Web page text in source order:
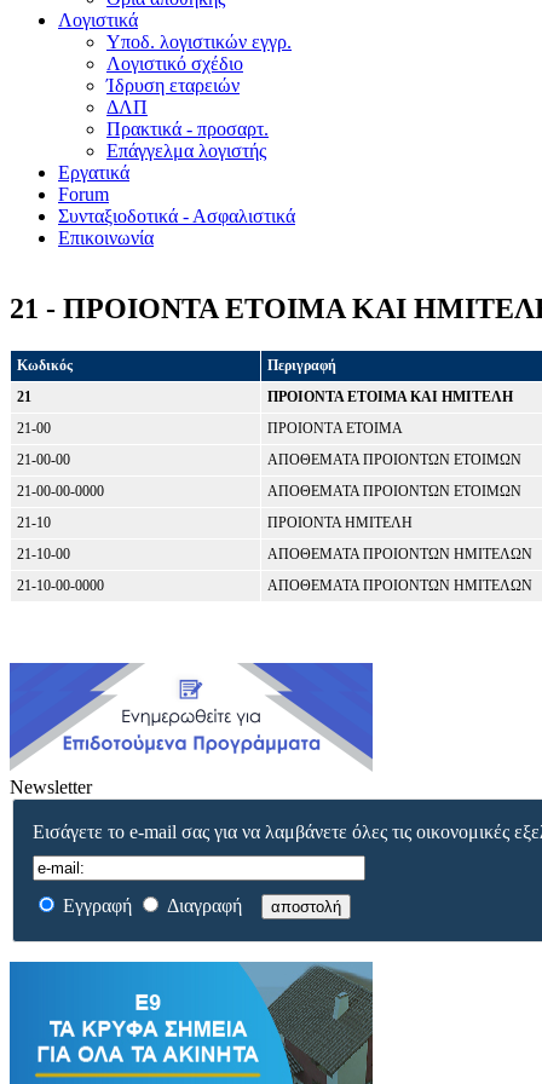
Λογιστικά
Υποδ. λογιστικών εγγρ.
Λογιστικό σχέδιο
Ίδρυση εταρειών
ΔΛΠ
Πρακτικά - προσαρτ.
Επάγγελμα λογιστής
Εργατικά
Forum
Συνταξιοδοτικά - Ασφαλιστικά
Επικοινωνία
21 - ΠΡΟΙΟΝΤΑ ΕΤΟΙΜΑ ΚΑΙ
Κωδικός Περιγραφή
21
ΠΡΟΙΟΝΤΑ ΕΤΟΙΜΑ ΚΑΙ ΗΜΙΤΕΛΗ
21-00
ΠΡΟΙΟΝΤA ΕΤΟΙΜA
21-00-00
ΑΠΟΘΕΜΑΤΑ ΠΡΟΙΟΝΤΩΝ ΕΤΟΙΜΩΝ
21-00-00-0000
ΑΠΟΘΕΜΑΤΑ ΠΡΟΙΟΝΤΩΝ ΕΤΟΙΜΩΝ
21-10
ΠΡΟΙΟΝΤΑ ΗΜΙΤΕΛΗ
21-10-00
ΑΠΟΘΕΜΑΤΑ ΠΡΟΙΟΝΤΩΝ ΗΜΙΤΕΛΩΝ
21-10-00-0000
ΑΠΟΘΕΜΑΤΑ ΠΡΟΙΟΝΤΩΝ ΗΜΙΤΕΛΩΝ
Newsletter
Εισάγετε το e-mail σας για να λαμβάνετε όλες τις οικονομικές
Εγγραφή Διαγραφή αποστολή